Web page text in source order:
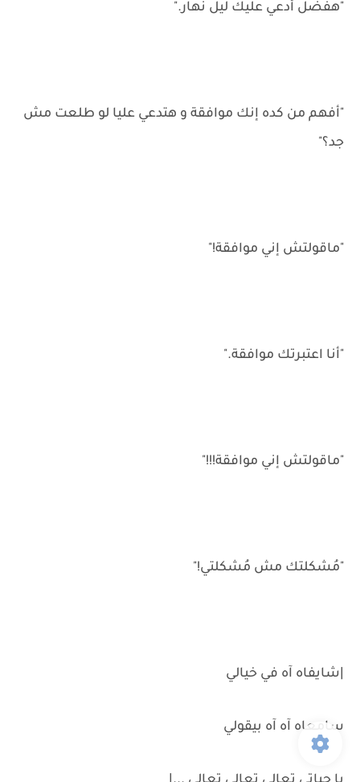
"هفضل أدعي عليك ليل نهار."
"أفهم من كده إنك موافقة و هتدعي عليا لو طلعت مش
جد؟"
"ماقولتش إني موافقة!"
"أنا اعتبرتك موافقة."
"ماقولتش إني موافقة!!!"
"مُشكلتك مش مُشكلتي!"
|شايفاه آه في خيالي
سامعاه آه آه بيقولي